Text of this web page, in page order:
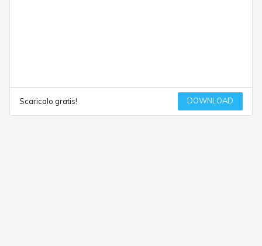
Scaricalo gratis! DOWNLOAD